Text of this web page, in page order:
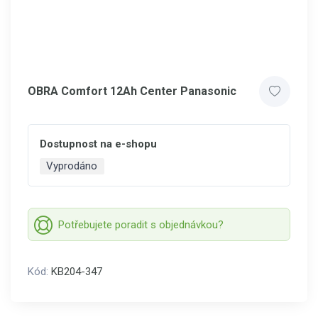
OBRA Comfort 12Ah Center Panasonic
Dostupnost na e-shopu
Vyprodáno
Potřebujete poradit s objednávkou?
Kód: KB204-347